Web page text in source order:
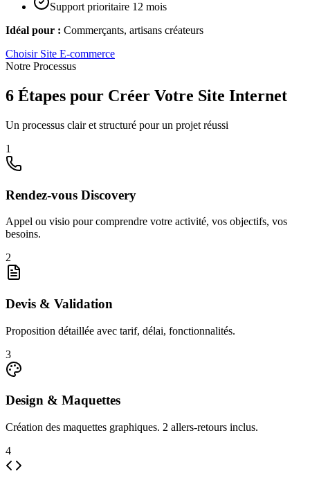
Support prioritaire 12 mois
Idéal pour : Commerçants, artisans créateurs
Choisir Site E-commerce
Notre Processus
6 Étapes pour Créer Votre Site Internet
Un processus clair et structuré pour un projet réussi
1
Rendez-vous Discovery
Appel ou visio pour comprendre votre activité, vos objectifs, vos
besoins.
2
Devis & Validation
Proposition détaillée avec tarif, délai, fonctionnalités.
3
Design & Maquettes
Création des maquettes graphiques. 2 allers-retours inclus.
4